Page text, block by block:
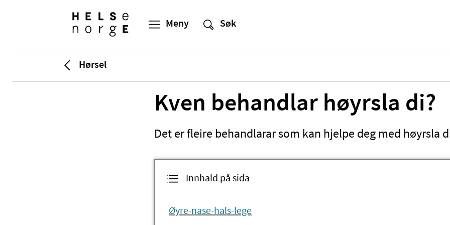
Hørsel
Kven behandlar høyrsla di?
Det er fleire behandlarar som kan hjelpe deg med høyrsla
Innhald på sida
Øyre-nase-hals-lege